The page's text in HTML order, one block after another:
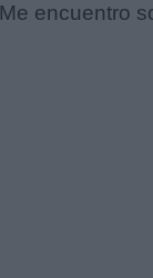
Me encuentro